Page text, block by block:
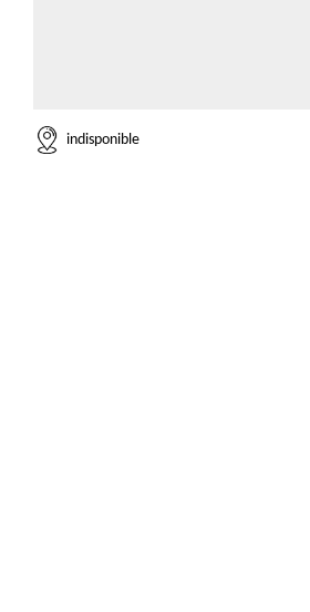
indisponible